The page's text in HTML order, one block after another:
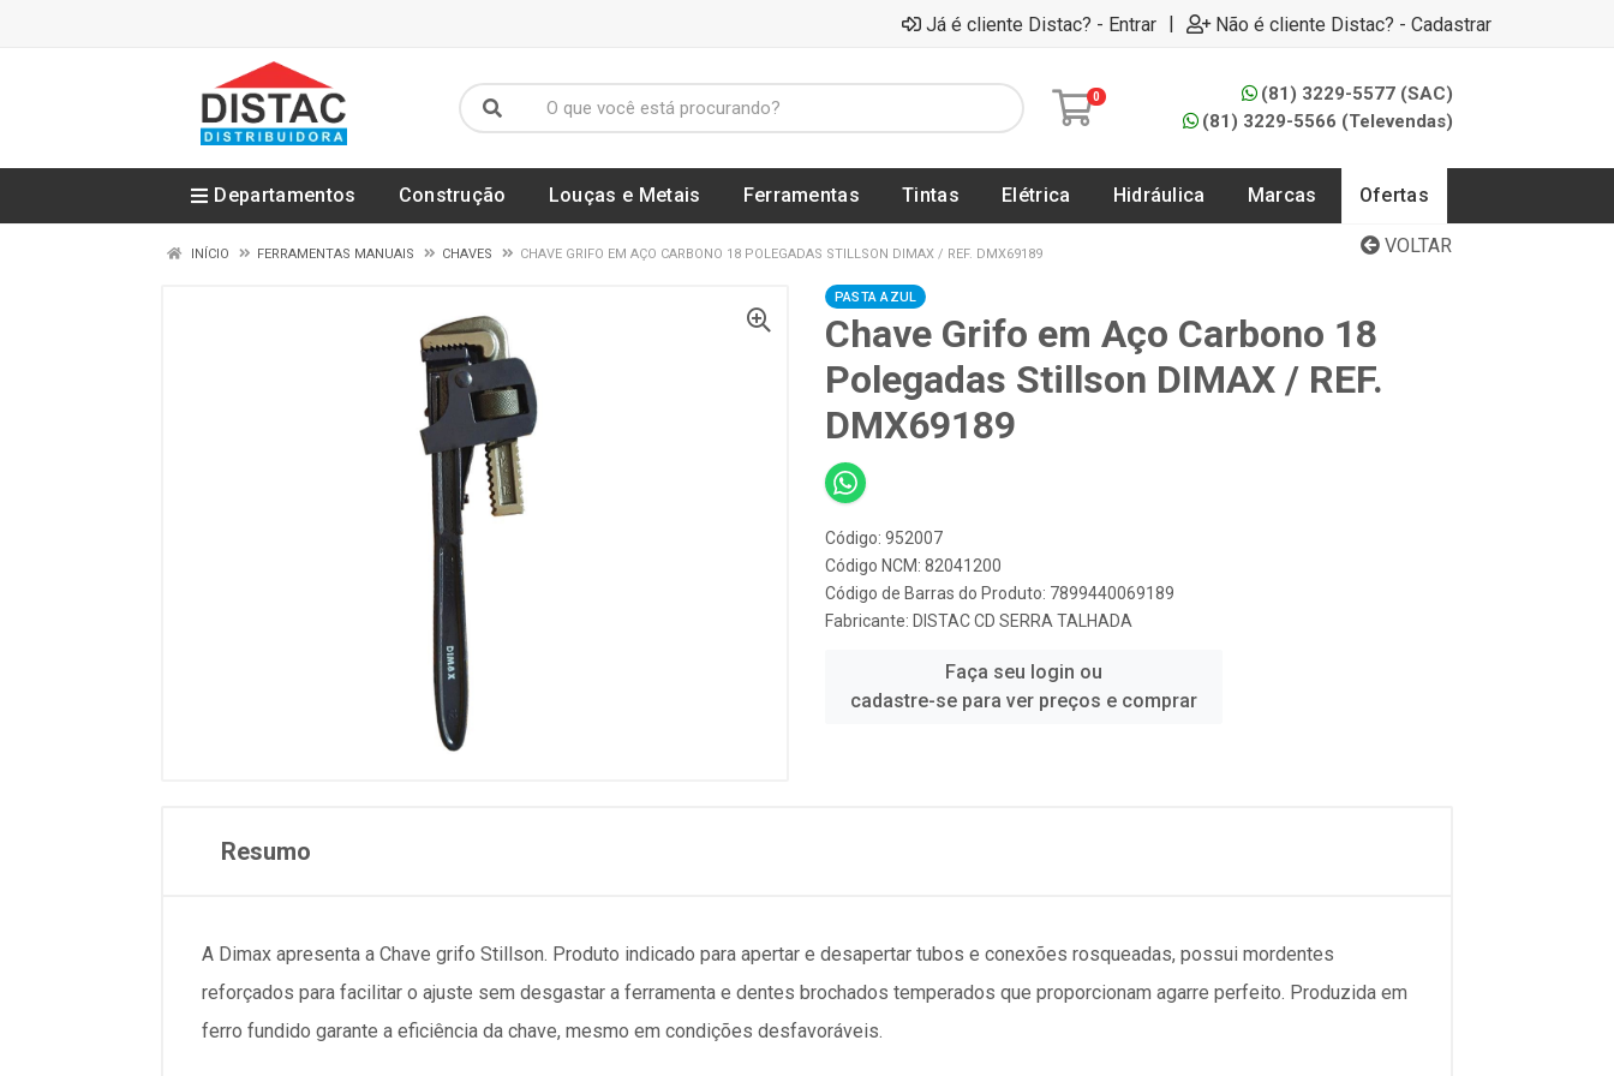
Já é cliente Distac? - Entrar | Não é cliente Distac? - Cadastrar
0
(81) 3229-5577 (SAC)
(81) 3229-5566 (Televendas)
Departamentos Construção Louças e Metais Ferramentas Tintas Elétrica Hidráulica Marcas Ofertas
VOLTAR
INÍCIO FERRAMENTAS MANUAIS CHAVES CHAVE GRIFO EM AÇO CARBONO 18 POLEGADAS STILLSON DIMAX / REF. DMX69189
PASTA AZUL
Chave Grifo em Aço Carbono 18
Polegadas Stillson DIMAX / REF.
DMX69189
Código: 952007
Código NCM: 82041200
Código de Barras do Produto: 7899440069189
Fabricante: DISTAC CD SERRA TALHADA
Faça seu login ou
cadastre-se para ver preços e comprar
Resumo
A Dimax apresenta a Chave grifo Stillson. Produto indicado para apertar e desapertar tubos e conexões rosqueadas, possui mordentes
reforçados para facilitar o ajuste sem desgastar a ferramenta e dentes brochados temperados que proporcionam agarre perfeito. Produzida em
ferro fundido garante a eficiência da chave, mesmo em condições desfavoráveis.